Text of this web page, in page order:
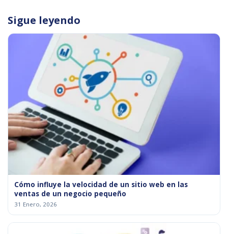
Sigue leyendo
Cómo influye la velocidad de un sitio web en las
ventas de un negocio pequeño
31 Enero, 2026